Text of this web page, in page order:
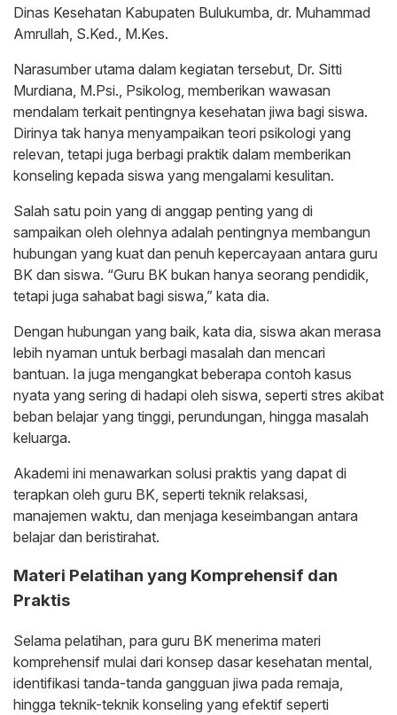
Dinas Kesehatan Kabupaten Bulukumba, dr. Muhammad
Amrullah, S.Ked., M.Kes.
Narasumber utama dalam kegiatan tersebut, Dr. Sitti
Murdiana, M.Psi., Psikolog, memberikan wawasan
mendalam terkait pentingnya kesehatan jiwa bagi siswa.
Dirinya tak hanya menyampaikan teori psikologi yang
relevan, tetapi juga berbagi praktik dalam memberikan
konseling kepada siswa yang mengalami kesulitan.
Salah satu poin yang di anggap penting yang di
sampaikan oleh olehnya adalah pentingnya membangun
hubungan yang kuat dan penuh kepercayaan antara guru
BK dan siswa. “Guru BK bukan hanya seorang pendidik,
tetapi juga sahabat bagi siswa,” kata dia.
Dengan hubungan yang baik, kata dia, siswa akan merasa
lebih nyaman untuk berbagi masalah dan mencari
bantuan. Ia juga mengangkat beberapa contoh kasus
nyata yang sering di hadapi oleh siswa, seperti stres akibat
beban belajar yang tinggi, perundungan, hingga masalah
keluarga.
Akademi ini menawarkan solusi praktis yang dapat di
terapkan oleh guru BK, seperti teknik relaksasi,
manajemen waktu, dan menjaga keseimbangan antara
belajar dan beristirahat.
Materi Pelatihan yang Komprehensif dan
Praktis
Selama pelatihan, para guru BK menerima materi
komprehensif mulai dari konsep dasar kesehatan mental,
identifikasi tanda-tanda gangguan jiwa pada remaja,
hingga teknik-teknik konseling yang efektif seperti